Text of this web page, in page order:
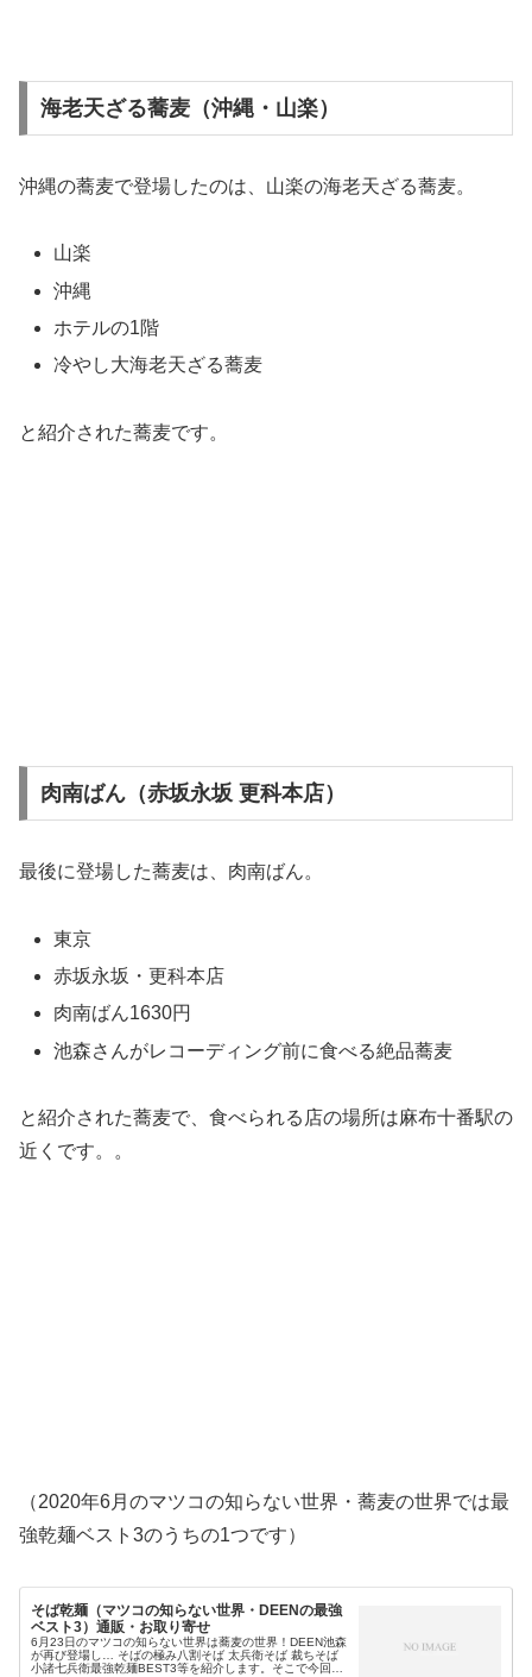
海老天ざる蕎麦（沖縄・山楽）
沖縄の蕎麦で登場したのは、山楽の海老天ざる蕎麦。
山楽
沖縄
ホテルの1階
冷やし大海老天ざる蕎麦
と紹介された蕎麦です。
肉南ばん（赤坂永坂 更科本店）
最後に登場した蕎麦は、肉南ばん。
東京
赤坂永坂・更科本店
肉南ばん1630円
池森さんがレコーディング前に食べる絶品蕎麦
と紹介された蕎麦で、食べられる店の場所は麻布十番駅の
近くです。。
（2020年6月のマツコの知らない世界・蕎麦の世界では最
強乾麺ベスト3のうちの1つです）
そば乾麺（マツコの知らない世界・DEENの最強
ベスト3）通販・お取り寄せ
6月23日のマツコの知らない世界は蕎麦の世界！DEEN池森
が再び登場し… そばの極み八割そば 太兵衛そば 裁ちそば
小諸七兵衛最強乾麺BEST3等を紹介します。そこで今回